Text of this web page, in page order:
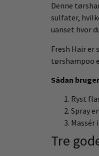
Denne
sulfater,
uanset hvor
Fresh Hair
tørshampoo
Sådan
Ryst
Spray
Tre